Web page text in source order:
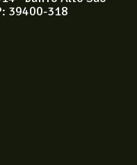
39400-318